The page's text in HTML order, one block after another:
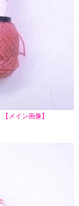
【メイン画像】